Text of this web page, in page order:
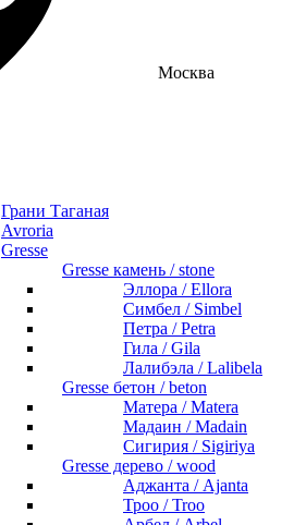
Москва
Грани Таганая
Avroria
Gresse
Gresse камень / stone
Эллора / Ellora
Симбел / Simbel
Петра / Petra
Гила / Gila
Лалибэла / Lalibela
Gresse бетон / beton
Матера / Matera
Мадаин / Madain
Сигирия / Sigiriya
Gresse дерево / wood
Аджанта / Ajanta
Троо / Troo